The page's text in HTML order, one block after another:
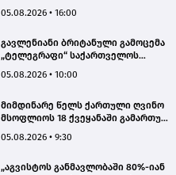
05.08.2026 • 16:00
გავლენიანი ბრიტანული გამოცემა
„ტელეგრაფი“ საქართველოს
სტატიების ციკლს აქვეყნებს
05.08.2026 • 10:00
მიმდინარე წელს ქართული ღვინო
მსოფლიოს 18 ქვეყანაში გამართულ
წარმოდგენილი
05.08.2026 • 9:30
„აგვისტოს განმავლობაში 80%-იან